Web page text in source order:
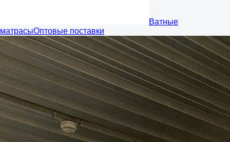
Ватные
матрасыОптовые поставки